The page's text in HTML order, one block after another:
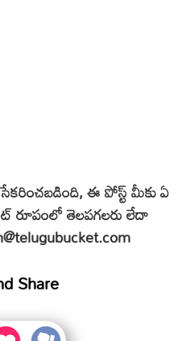
ఈ పోస్ట్ మీకు ఏ
రూపంలో తెలపగలరు లేదా
Share